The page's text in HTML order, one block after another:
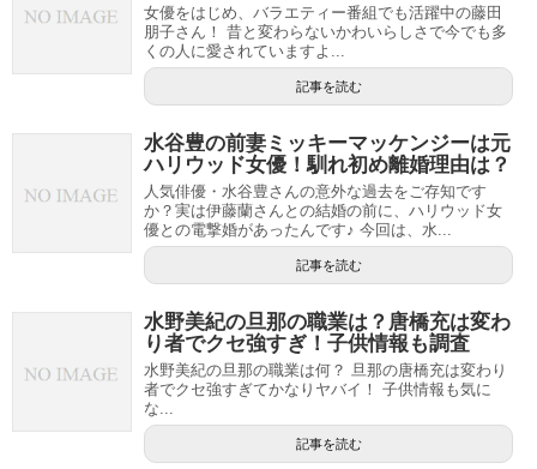
女優をはじめ、バラエティー番組でも活躍中の藤田
朋子さん！ 昔と変わらないかわいらしさで今でも多
くの人に愛されていますよ...
記事を読む
水谷豊の前妻ミッキーマッケンジーは元
ハリウッド女優！馴れ初め離婚理由は？
人気俳優・水谷豊さんの意外な過去をご存知です
か？実は伊藤蘭さんとの結婚の前に、ハリウッド女
優との電撃婚があったんです♪ 今回は、水...
記事を読む
水野美紀の旦那の職業は？唐橋充は変わ
り者でクセ強すぎ！子供情報も調査
水野美紀の旦那の職業は何？ 旦那の唐橋充は変わり
者でクセ強すぎてかなりヤバイ！ 子供情報も気に
な...
記事を読む